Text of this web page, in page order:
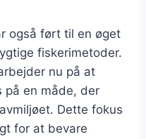
også ført til en øget
fiskerimetoder.
nu på at
på en måde, der
Dette fokus
for at bevare